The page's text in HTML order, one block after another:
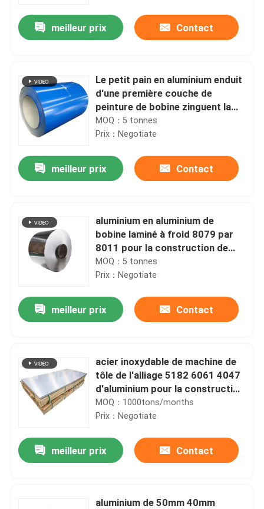
meilleur prix Contact
Le petit pain en aluminium enduit
d'une première couche de
peinture de bobine zinguent la
boîte de rangement en acier
laminée à froid 1219mm de
MOQ：5 tonnes
Prix：Negotiate
meilleur prix Contact
aluminium en aluminium de
bobine laminé à froid 8079 par
8011 pour la construction de
papier de machine de rebobinage
MOQ：5 tonnes
Prix：Negotiate
meilleur prix Contact
acier inoxydable de machine de
tôle de l'alliage 5182 6061 4047
d'aluminium pour la construction
0.4mm
MOQ：1000tons/months
Prix：Negotiate
meilleur prix Contact
aluminium de 50mm 40mm